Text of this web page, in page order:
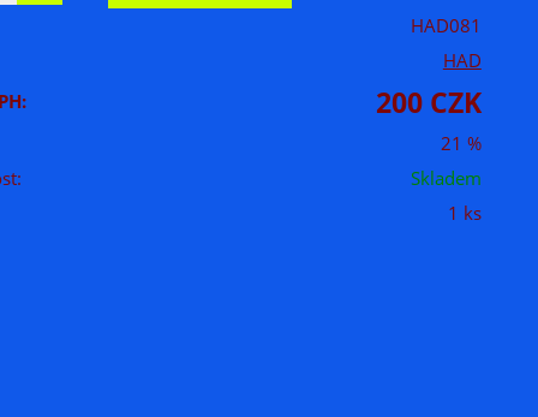
HAD081
HAD
200 CZK
21 %
Skladem
1 ks